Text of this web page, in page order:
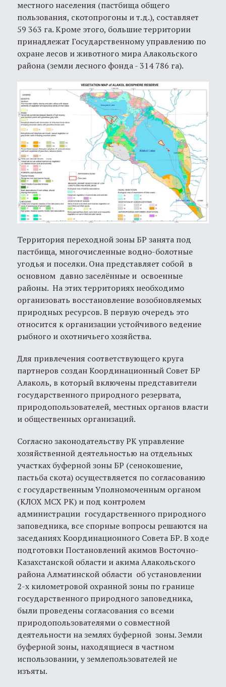
местного населения (пастбища общего
пользования, скотопрогоны и т.д.), составляет
59 363 га. Кроме этого, большие территории
принадлежат Государственному управлению по
охране лесов и животного мира Алакольского
района (земли лесного фонда - 314 786 га).
Территория переходной зоны БР занята под
пастбища, многочисленные водно-болотные
угодья и поселки. Она представляет собой в
основном давно заселённые и освоенные
районы. На этих территориях необходимо
организовать восстановление возобновляемых
природных ресурсов. В первую очередь это
относится к организации устойчивого ведение
рыбного и охотничьего хозяйства.
Для привлечения соответствующего круга
партнеров создан Координационный Совет БР
Алаколь, в который включены представители
государственного природного резервата,
природопользователей, местных органов власти
и общественных организаций.
Согласно законодательству РК управление
хозяйственной деятельностью на отдельных
участках буферной зоны БР (сенокошение,
пастьба скота) осуществляется по согласованию
с государственным Уполномоченным органом
(КЛОХ МСХ РК) и под контролем
администрации государственного природного
заповедника, все спорные вопросы решаются на
заседаниях Координационного Совета БР. В ходе
подготовки Постановлений акимов Восточно-
Казахстанской области и акима Алакольского
района Алматинской области об установлении
2-х километровой охранной зоны по границе
государственного природного заповедника,
были проведены согласования со всеми
природопользователями о совместной
деятельности на землях буферной зоны. Земли
буферной зоны, находящиеся в частном
использовании, у землепользователей не
изъяты.